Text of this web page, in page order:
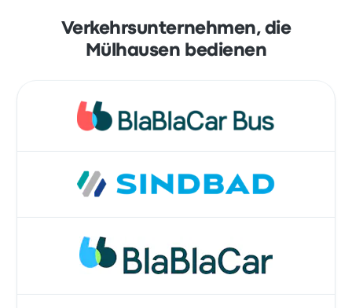
Verkehrsunternehmen, die
Mülhausen bedienen